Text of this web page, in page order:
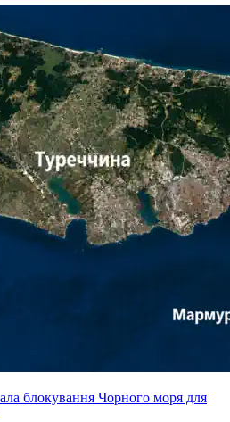
блокування Чорного моря для